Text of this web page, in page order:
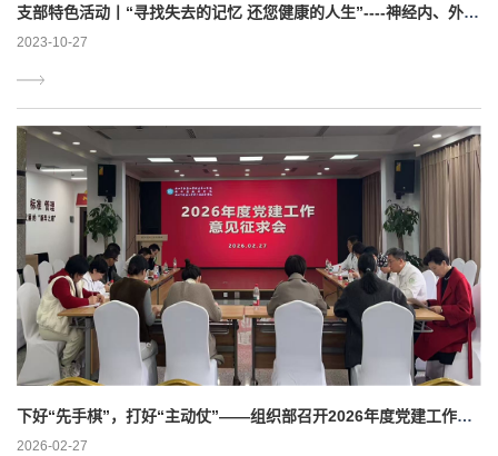
支部特色活动丨“寻找失去的记忆 还您健康的人生”----神经内、外科党支部联合宣教活动”
2023-10-27
下好“先手棋”，打好“主动仗”——组织部召开2026年度党建工作意见征求会
2026-02-27